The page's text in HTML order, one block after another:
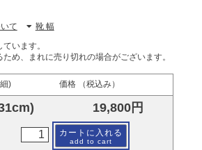
て 靴 幅
います。
め、まれに売り切れの場合がございます。
) 価格 （税込み）
19,800円
カートに入れる
add to cart